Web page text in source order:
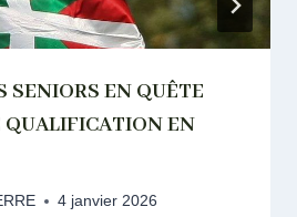
SENIORS EN QUÊTE
QUALIFICATION EN
4 janvier 2026